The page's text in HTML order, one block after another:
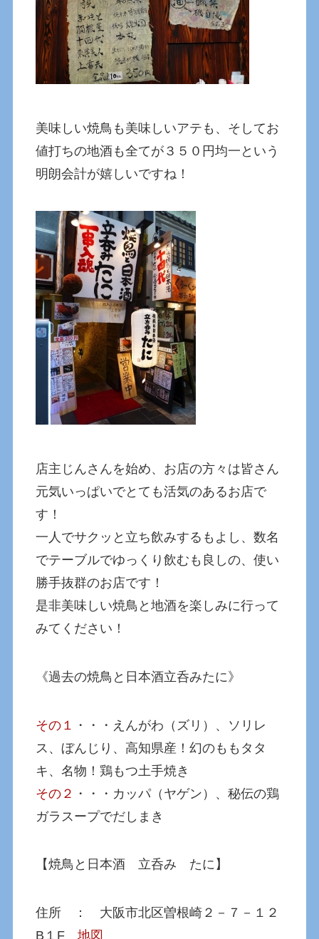
美味しい焼鳥も美味しいアテも、そしてお
値打ちの地酒も全てが３５０円均一という
明朗会計が嬉しいですね！
店主じんさんを始め、お店の方々は皆さん
元気いっぱいでとても活気のあるお店で
す！
一人でサクッと立ち飲みするもよし、数名
でテーブルでゆっくり飲むも良しの、使い
勝手抜群のお店です！
是非美味しい焼鳥と地酒を楽しみに行って
みてください！
《過去の焼鳥と日本酒立呑みたに》
その１ ・・・えんがわ（ズリ）、ソリレ
ス、ぼんじり、高知県産！幻のももタタ
キ、名物！鶏もつ土手焼き
その２ ・・・カッパ（ヤゲン）、秘伝の鶏
ガラスープでだしまき
【焼鳥と日本酒 立呑み たに】
住所 ： 大阪市北区曽根崎２－７－１２
B１F地図